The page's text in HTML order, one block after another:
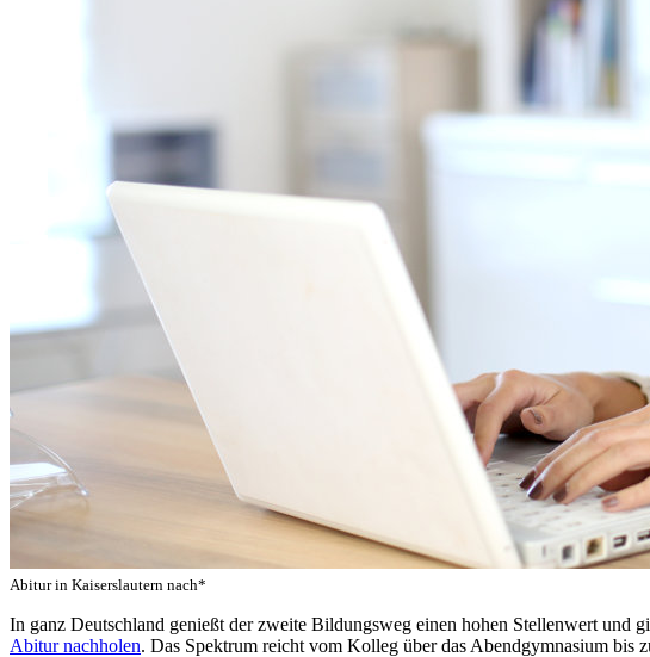
Abitur in Kaiserslautern nach*
In ganz Deutschland genießt der zweite Bildungsweg einen hohen Stellenwert und
Abitur nachholen. Das Spektrum reicht vom Kolleg über das Abendgymnasium bis